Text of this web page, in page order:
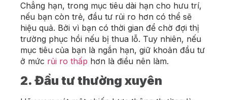
Chẳng hạn, trong mục tiêu dài hạn cho hưu trí,
nếu bạn còn trẻ, đầu tư rủi ro hơn có thể sẽ
hiệu quả. Bởi vì bạn có thời gian để chờ đợi thị
trường phục hồi nếu bị thua lỗ. Tuy nhiên, nếu
mục tiêu của bạn là ngắn hạn, giữ khoản đầu tư
ở mức rủi ro thấp hơn là điều nên làm.
2. Đầu tư thường xuyên